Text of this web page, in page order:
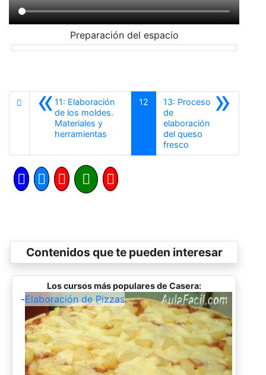
Preparación del espacio
«11: Elaboración
de los moldes.
Materiales y
herramientas
12 »
13: Proceso
de
elaboración
del queso
frescoSiguiente
Contenidos que te pueden interesar
Los cursos más populares de Casera:
-Elaboración de Pizzas